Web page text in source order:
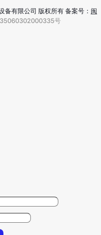
有限公司 版权所有 备案号： 闽
号